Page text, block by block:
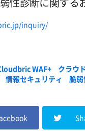
性診断に関する
inquiry/
WAF+
クラウ
情報セキュリティ 脆弱